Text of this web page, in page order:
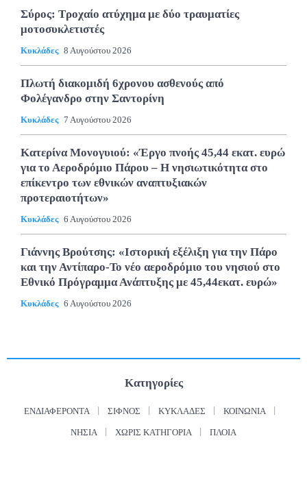
Σύρος: Τροχαίο ατύχημα με δύο τραυματίες
μοτοσυκλετιστές
Κυκλάδες 8 Αυγούστου 2026
Πλωτή διακομιδή 6χρονου ασθενούς από
Φολέγανδρο στην Σαντορίνη
Κυκλάδες 7 Αυγούστου 2026
Κατερίνα Μονογυιού: «Έργο πνοής 45,44 εκατ. ευρώ
για το Αεροδρόμιο Πάρου – Η νησιωτικότητα στο
επίκεντρο των εθνικών αναπτυξιακών
προτεραιοτήτων»
Κυκλάδες 6 Αυγούστου 2026
Γιάννης Βρούτσης: «Ιστορική εξέλιξη για την Πάρο
και την Αντίπαρο-Το νέο αεροδρόμιο του νησιού στο
Εθνικό Πρόγραμμα Ανάπτυξης με 45,44εκατ. ευρώ»
Κυκλάδες 6 Αυγούστου 2026
Κατηγορίες
ΕΝΔΙΑΦΈΡΟΝΤΑ ΣΊΦΝΟΣ ΚΥΚΛΆΔΕΣ ΚΟΙΝΩΝΊΑ
ΝΗΣΙΆ ΧΩΡΊΣ ΚΑΤΗΓΟΡΊΑ ΠΛΟΊΑ